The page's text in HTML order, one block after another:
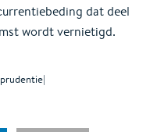
dat deel
wordt vernietigd.